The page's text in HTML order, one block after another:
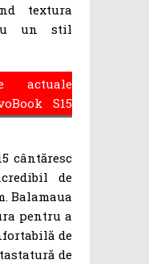
textura
un stil
actuale
S15
cântăresc
de
Balamaua
pentru a
de
de